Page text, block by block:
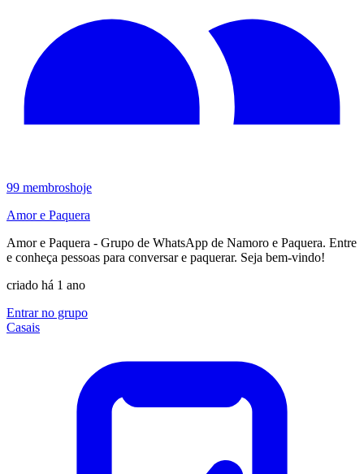
99 membroshoje
Amor e Paquera
Amor e Paquera - Grupo de WhatsApp de Namoro e Paquera. Entre
e conheça pessoas para conversar e paquerar. Seja bem-vindo!
criado há 1 ano
Entrar no grupo
Casais